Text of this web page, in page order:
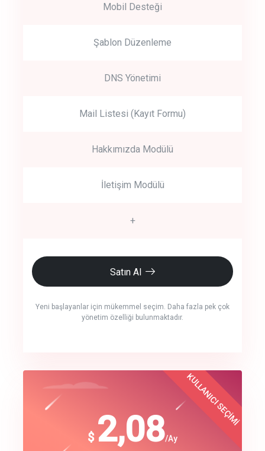
Mobil Desteği
Şablon Düzenleme
DNS Yönetimi
Mail Listesi (Kayıt Formu)
Hakkımızda Modülü
İletişim Modülü
+
Satın Al
Yeni başlayanlar için mükemmel seçim. Daha fazla pek çok
yönetim özelliği bulunmaktadır.
crm auto cync
track energy costs
$ 2,08/Ay
KULLANICI SEÇİMİ
$
180
Best Choice